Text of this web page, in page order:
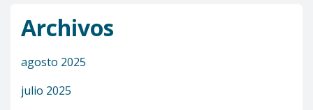
Archivos
agosto 2025
julio 2025